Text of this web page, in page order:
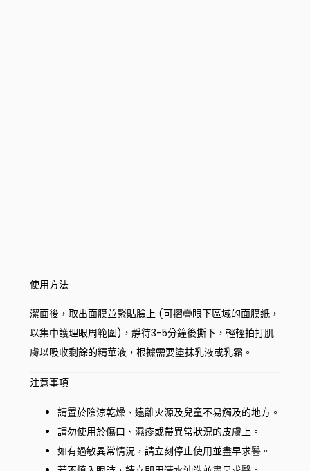
使用方法
潔面後，取出面膜並緊貼臉上 (可摺疊眼下區域的面膜紙，
以集中護理眼周範圍)，靜待3-5分鐘後撕下，輕輕拍打肌
膚以吸收剩餘的精華液，根據需要塗抹乳液或乳霜。
注意事項
請置於陰涼乾燥、遠離火源及兒童不易觸及的地方。
請勿使用於傷口、濕疹或帶異常狀況的皮膚上。
如有過敏異常情況，請立刻停止使用並盡早求醫。